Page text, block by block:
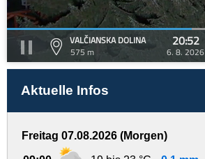
VALČIANSKA DOLINA
575 m
20:52
6. 8. 2026
Aktuelle Infos
Freitag 07.08.2026 (Morgen)